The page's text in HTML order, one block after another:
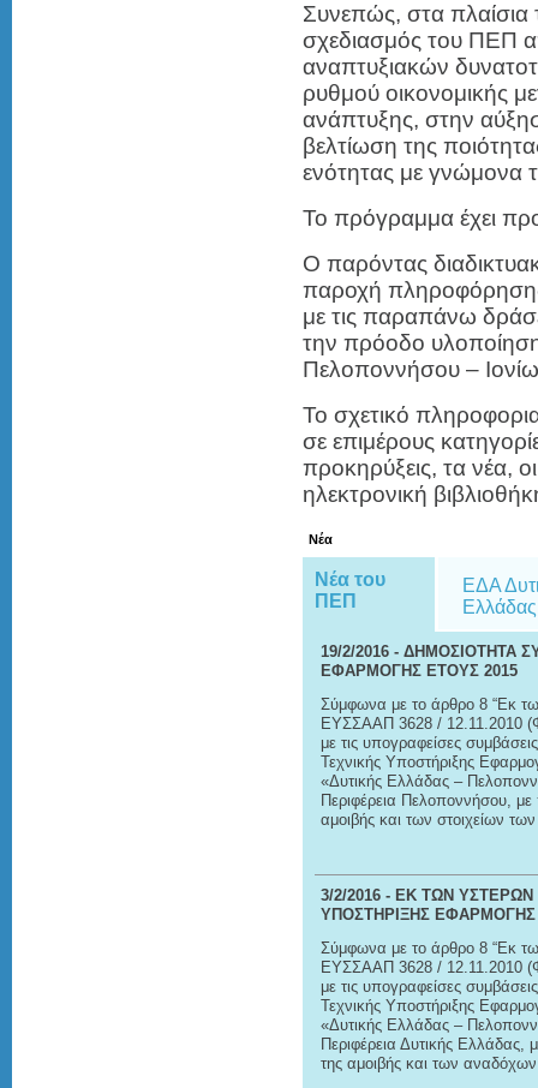
Συνεπώς, στα
σχεδιασμός του ΠΕΠ
αναπτυξιακών
ρυθμού οικονομικής
ανάπτυξης, στην
βελτίωση της
ενότητας με γνώμονα
Το πρόγραμμα έχει
Ο παρόντας
παροχή
με τις παραπάνω
την πρόοδο
Πελοποννήσου –
Το σχετικό
σε επιμέρους
προκηρύξεις, τα νέα,
ηλεκτρονική
Νέα
Nέα του
ΠΕΠ
ΕΔΑ
Ελλάδας
19/2/2016 - ΔΗΜΟΣΙΟΤΗΤΑ
ΕΦΑΡΜΟΓΗΣ ΕΤΟΥΣ 2015
Σύμφωνα με το άρθρο 8 “Εκ
ΕΥΣΣΑΑΠ 3628 / 12.11.2010
με τις υπογραφείσες
Τεχνικής Υποστήριξης
«Δυτικής Ελλάδας –
Περιφέρεια Πελοποννήσου, με
αμοιβής και των στοιχείων
3/2/2016 - ΕΚ ΤΩΝ ΥΣΤΕΡΩΝ
ΥΠΟΣΤΗΡΙΞΗΣ ΕΦΑΡΜΟΓΗΣ
Σύμφωνα με το άρθρο 8 “Εκ
ΕΥΣΣΑΑΠ 3628 / 12.11.2010
με τις υπογραφείσες
Τεχνικής Υποστήριξης
«Δυτικής Ελλάδας –
Περιφέρεια Δυτικής Ελλάδας,
της αμοιβής και των